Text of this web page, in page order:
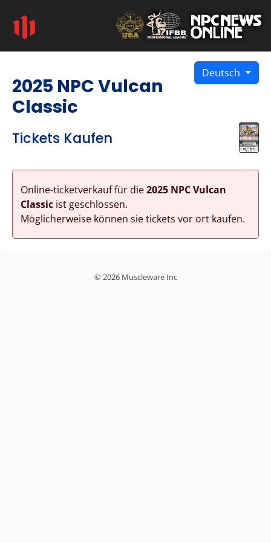
Deutsch
2025 NPC Vulcan
Classic
Tickets Kaufen
Online-ticketverkauf für die2025 NPC Vulcan
Classicist geschlossen.
Möglicherweise können sie tickets vor ort kaufen.
© 2026 Muscleware Inc